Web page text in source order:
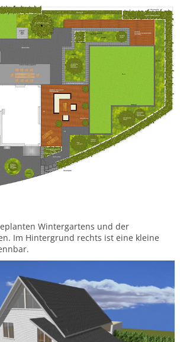
Wintergartens und der
Im Hintergrund rechts ist eine kleine